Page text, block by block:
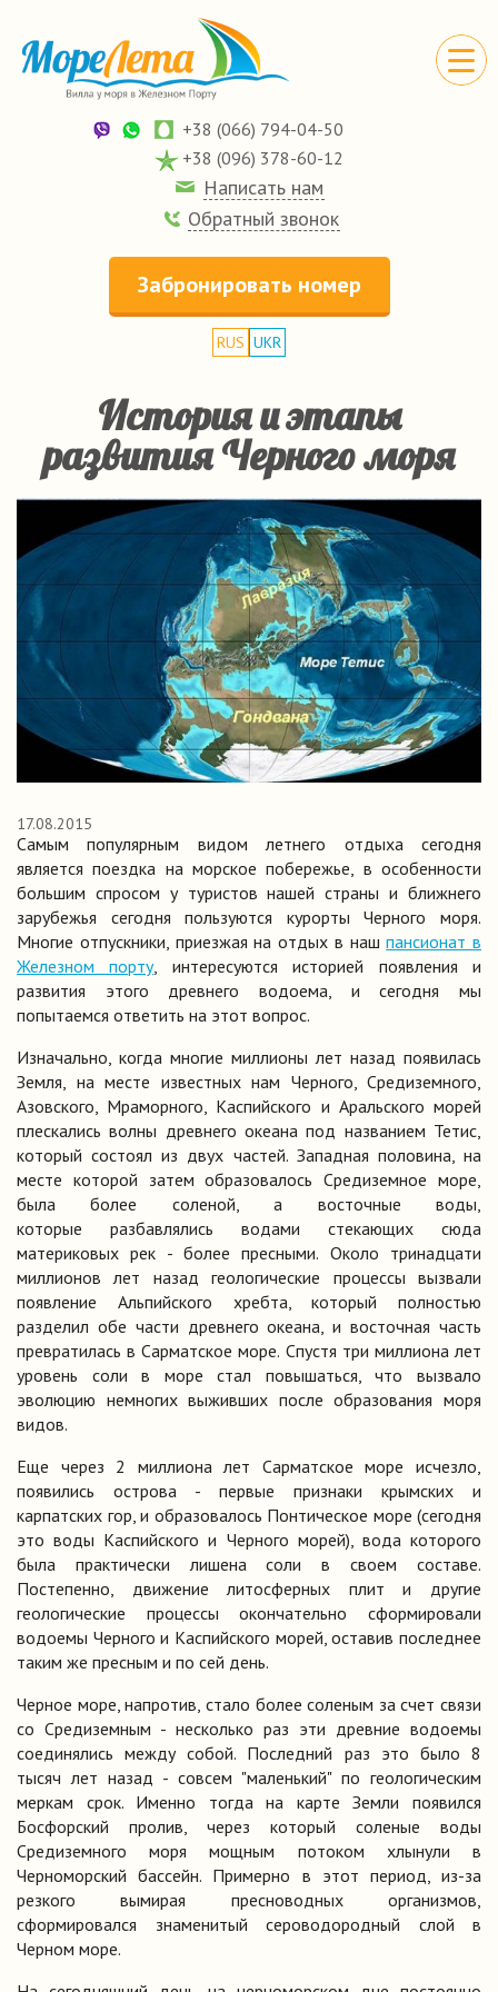
+38 (066) 794-04-50
+38 (096) 378-60-12
Написать нам
Обратный звонок
Забронировать номер
RUS UKR
История и этапы
развития Черного моря
17.08.2015
Самым популярным видом летнего отдыха сегодня
является поездка на морское побережье, в особенности
большим спросом у туристов нашей страны и ближнего
зарубежья сегодня пользуются курорты Черного моря.
Многие отпускники, приезжая на отдых в нашпансионат в
Железном порту, интересуются историей появления и
развития этого древнего водоема, и сегодня мы
попытаемся ответить на этот вопрос.
Изначально, когда многие миллионы лет назад появилась
Земля, на месте известных нам Черного, Средиземного,
Азовского, Мраморного, Каспийского и Аральского морей
плескались волны древнего океана под названием Тетис,
который состоял из двух частей. Западная половина, на
месте которой затем образовалось Средиземное море,
была более соленой, а восточные воды,
которые разбавлялись водами стекающих сюда
материковых рек - более пресными. Около тринадцати
миллионов лет назад геологические процессы вызвали
появление Альпийского хребта, который полностью
разделил обе части древнего океана, и восточная часть
превратилась в Сарматское море. Спустя три миллиона лет
уровень соли в море стал повышаться, что вызвало
эволюцию немногих выживших после образования моря
видов.
Еще через 2 миллиона лет Сарматское море исчезло,
появились острова - первые признаки крымских и
карпатских гор, и образовалось Понтическое море (сегодня
это воды Каспийского и Черного морей), вода которого
была практически лишена соли в своем составе.
Постепенно, движение литосферных плит и другие
геологические процессы окончательно сформировали
водоемы Черного и Каспийского морей, оставив последнее
таким же пресным и по сей день.
Черное море, напротив, стало более соленым за счет связи
со Средиземным - несколько раз эти древние водоемы
соединялись между собой. Последний раз это было 8
тысяч лет назад - совсем "маленький" по геологическим
меркам срок. Именно тогда на карте Земли появился
Босфорский пролив, через который соленые воды
Средиземного моря мощным потоком хлынули в
Черноморский бассейн. Примерно в этот период, из-за
резкого вымирая пресноводных организмов,
сформировался знаменитый сероводородный слой в
Черном море.